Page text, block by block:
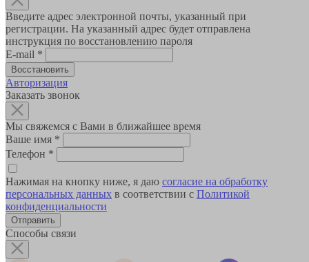
Введите адрес электронной почты, указанный при
регистрации. На указанный адрес будет отправлена
инструкция по восстановлению пароля
E-mail *
Авторизация
Заказать звонок
Мы свяжемся с Вами в ближайшее время
Ваше имя *
Телефон *
Нажимая на кнопку ниже, я даю согласие на обработку
персональных данных в соответствии с Политикой
конфиденциальности
Способы связи